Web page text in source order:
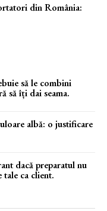
din România:
să le combini
să îți dai seama.
albă: o justificare
dacă preparatul nu
tale ca client.